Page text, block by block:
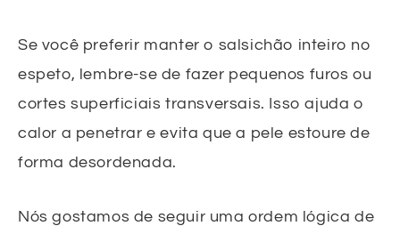
Se você preferir manter o salsichão inteiro no
espeto, lembre-se de fazer pequenos furos ou
cortes superficiais transversais. Isso ajuda o
calor a penetrar e evita que a pele estoure de
forma desordenada.
Nós gostamos de seguir uma ordem lógica de